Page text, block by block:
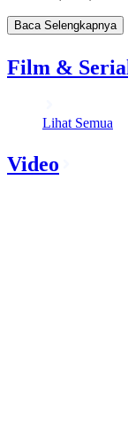
Baca Selengkapnya
Film &
Lihat Semua
Video